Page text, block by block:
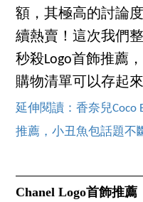
額，其極高的討論
續熱賣！這次我們
秒殺Logo首飾推薦
購物清單可以存起來
延伸閱讀：香奈兒Coco
推薦，小丑魚包話題不
Chanel Logo首飾推薦